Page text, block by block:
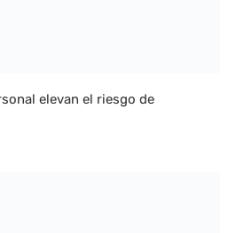
elevan el riesgo de